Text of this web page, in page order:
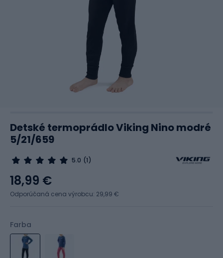
Detské termoprádlo Viking Nino modré
5/21/659
5.0 (1)
Farba
18,99 €
Odporúčaná cena výrobcu: 29,99 €